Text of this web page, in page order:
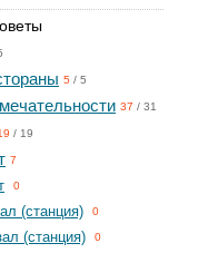
5 / 5
37 / 31
/ 19
7
0
(станция) 0
(станция) 0